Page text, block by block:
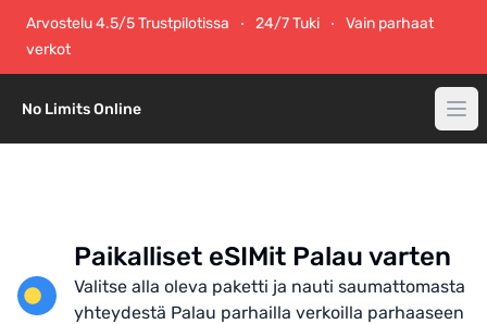
Arvostelu 4.5/5 Trustpilotissa 24/7 Tuki
Vain parhaat
verkot
No Limits Online
Paikalliset eSIMit Palau varten
Valitse alla oleva paketti ja nauti saumattomasta
yhteydestä Palau parhailla verkoilla parhaaseen